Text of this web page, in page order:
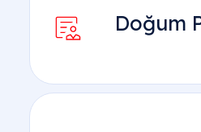
Doğum